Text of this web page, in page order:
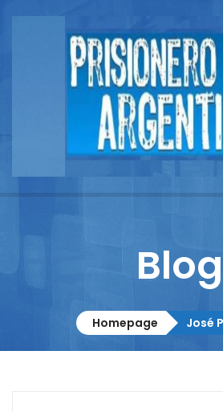
Buscador
Documentos
Columnistas
Contacto
Blog
Homepage José